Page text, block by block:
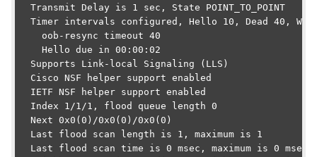
  Transmit Delay is 1 sec, State POINT_TO_POINT
Timer intervals configured, Hello 10, Dead 40,
    oob-resync timeout 40
    Hello due in 00:00:02
  Supports Link-local Signaling (LLS)
  Cisco NSF helper support enabled
  IETF NSF helper support enabled
  Index 1/1/1, flood queue length 0
  Next 0x0(0)/0x0(0)/0x0(0)
  Last flood scan length is 1, maximum is 1
  Last flood scan time is 0 msec, maximum is 0 msec